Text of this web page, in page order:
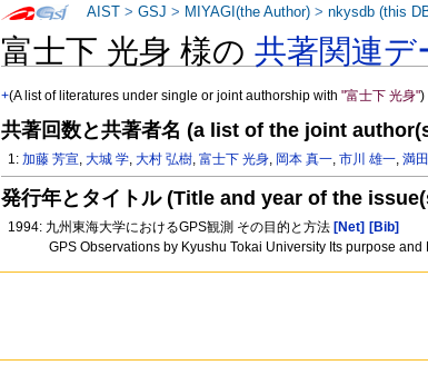
富士下 光身 様の共著関連デ
+(A list of literatures under single or joint authorship with"富士下 光身")
共著回数と共著者名 (a list of the joint
1:加藤 芳宣,大城 学,大村 弘樹,富士下 光身, 岡本 真一,市川 雄一,満
発行年とタイトル (Title and year of the
1994: 九州東海大学におけるGPS観測 その目的と方法 [Net] [Bib]
GPS Observations by Kyushu Tokai University Its purpose and
AIST >GSJ > MIYAGI(the Author) >nkysdb (this